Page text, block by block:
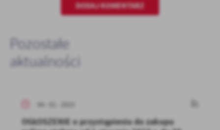
DODAJ KOMENTARZ
Pozostałe
aktualności
04 - 01 - 2023
OGŁOSZENIE o przystąpieniu do zakupu